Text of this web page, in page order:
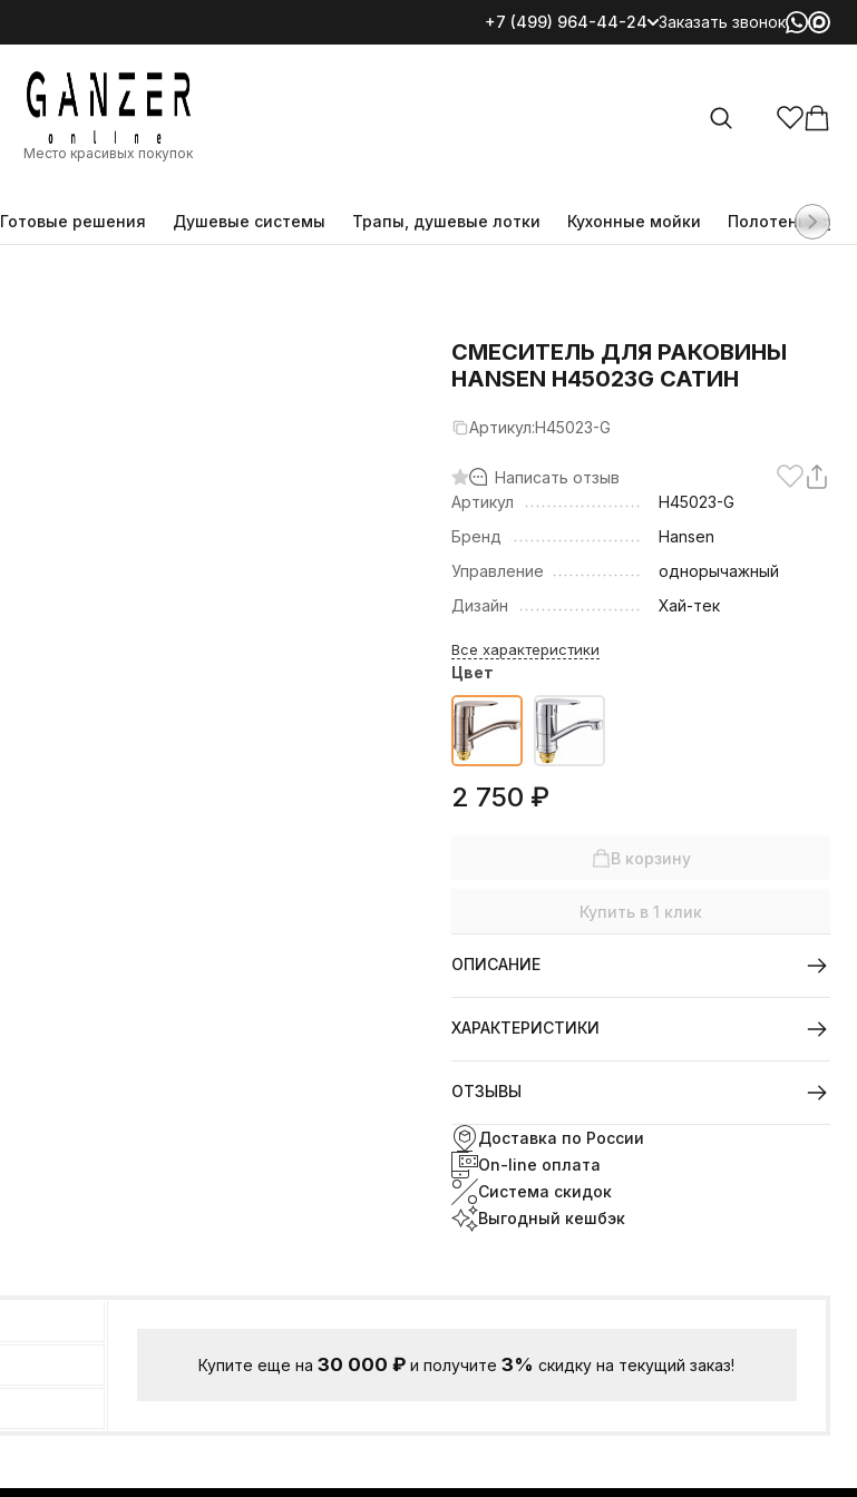
+7 (499) 964-44-24 Заказать звонок
Место красивых покупок
Готовые решения Душевые системы Трапы, душевые лотки Кухонные мойки
CМЕСИТЕЛЬ ДЛЯ РАКОВИНЫ
HANSEN H45023G САТИН
Артикул:H45023-G
Написать отзыв
Артикул
H45023-G
Бренд
Hansen
Управление
однорычажный
Дизайн
Хай-тек
Все характеристики
Цвет
2 750 ₽
В корзину
Купить в 1 клик
ОПИСАНИЕ
ХАРАКТЕРИСТИКИ
ОТЗЫВЫ
Доставка по России
On-line оплата
Система скидок
Выгодный кешбэк
Купите еще на30 000₽ и получите3% скидку на текущий заказ!